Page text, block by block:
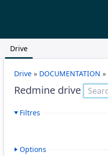
Drive
Drive » DOCUMENTATION »
Redmine drive
Filtres
Options